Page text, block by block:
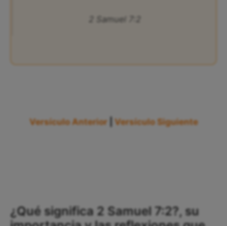
2 Samuel 7:2
Versículo Anterior Versículo Siguiente
¿Qué significa 2 Samuel 7:2?, su